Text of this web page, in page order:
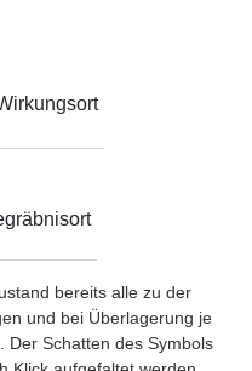
bereits alle zu der
und bei Überlagerung je
Der Schatten des Symbols